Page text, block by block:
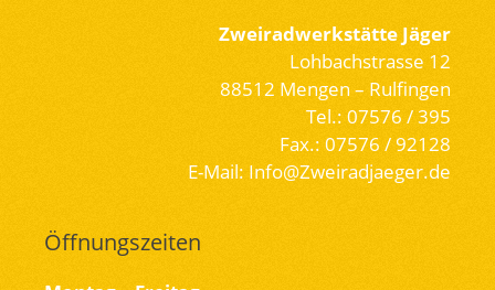
Zweiradwerkstätte Jäger
Lohbachstrasse 12
88512 Mengen – Rulfingen
Tel.: 07576 / 395
Fax.: 07576 / 92128
E-Mail: Info@Zweiradjaeger.de
Öffnungszeiten